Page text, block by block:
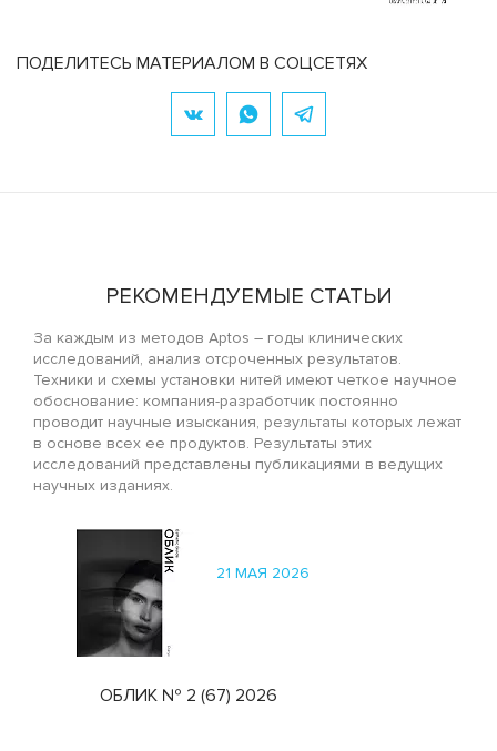
ПОДЕЛИТЕСЬ МАТЕРИАЛОМ В СОЦСЕТЯХ
РЕКОМЕНДУЕМЫЕ СТАТЬИ
За каждым из методов Aptos – годы клинических
исследований, анализ отсроченных результатов.
Техники и схемы установки нитей имеют четкое научное
обоснование: компания-разработчик постоянно
проводит научные изыскания, результаты которых лежат
в основе всех ее продуктов. Результаты этих
исследований представлены публикациями в ведущих
научных изданиях.
21 МАЯ 2026
ОБЛИК № 2 (67) 2026